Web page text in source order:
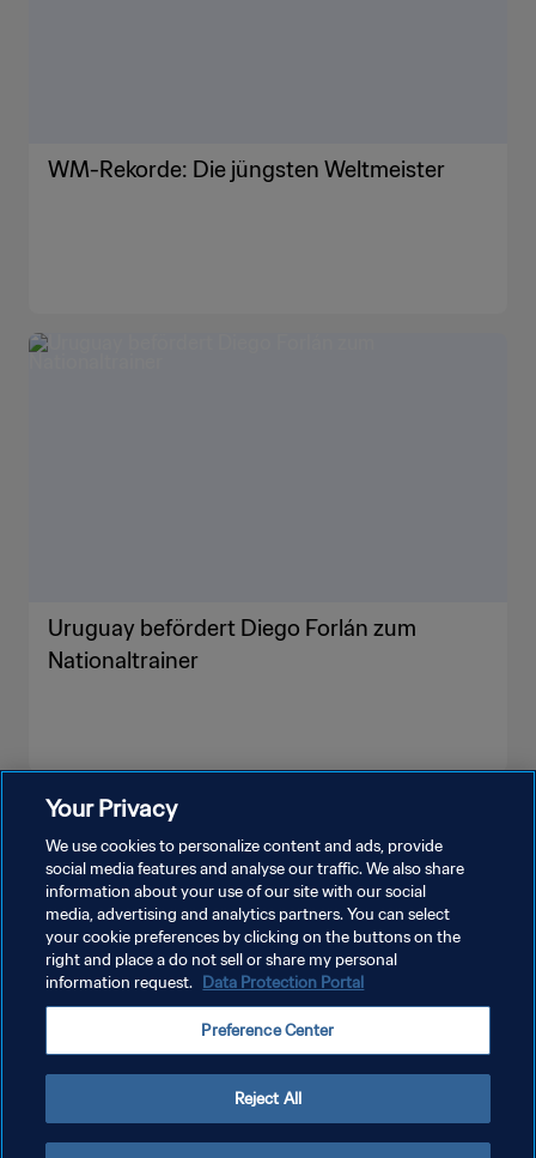
WM-Rekorde: Die jüngsten Weltmeister
Uruguay befördert Diego Forlán zum
Nationaltrainer
DATENSCHUTZ
NUTZUNGSBEDINGUNGEN
COOKIE-EINSTELLUNGEN VERWALTEN
Copyright © 1994 - 2026 FIFA. Alle Rechte vorbehalten.
Your Privacy
We use cookies to personalize content and ads, provide
social media features and analyse our traffic. We also share
information about your use of our site with our social
media, advertising and analytics partners. You can select
your cookie preferences by clicking on the buttons on the
right and place a do not sell or share my personal
information request. Data Protection Portal
Preference Center
Reject All